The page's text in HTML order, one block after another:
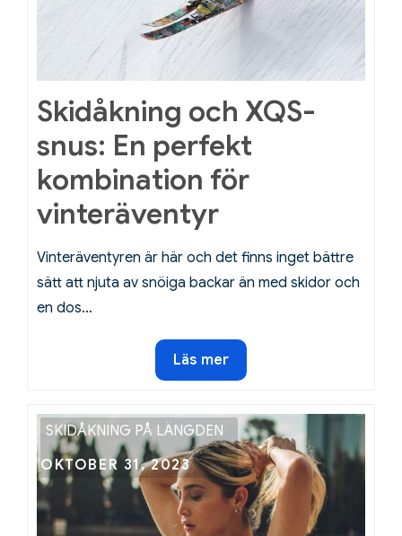
Skidåkning och XQS-
snus: En perfekt
kombination för
vinteräventyr
Vinteräventyren är här och det finns inget bättre
sätt att njuta av snöiga backar än med skidor och
en dos…
Skidåkning
och
snus:
En
perfekt
kombination
för
Läs mer
SKIDÅKNING PÅ LÄNGDEN
Posted
on
OKTOBER 31, 2023